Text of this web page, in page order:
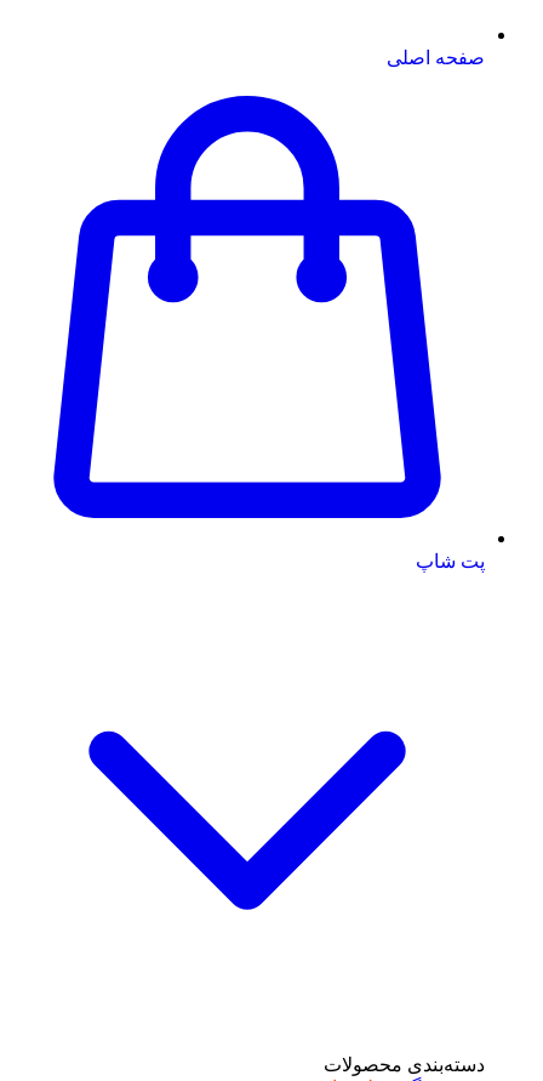
صفحه اصلی
پت شاپ
دسته‌بندی محصولات